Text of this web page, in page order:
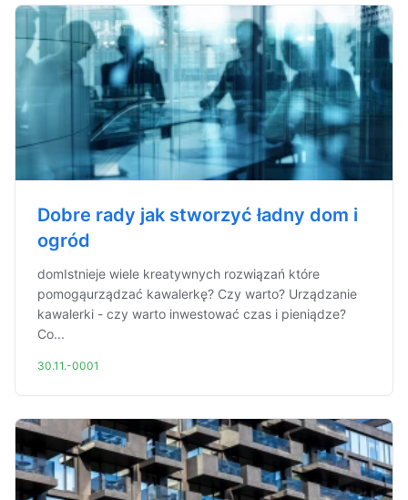
Dobre rady jak stworzyć ładny dom i
ogród
domIstnieje wiele kreatywnych rozwiązań które
pomogąurządzać kawalerkę? Czy warto? Urządzanie
kawalerki - czy warto inwestować czas i pieniądze?
Co...
30.11.-0001